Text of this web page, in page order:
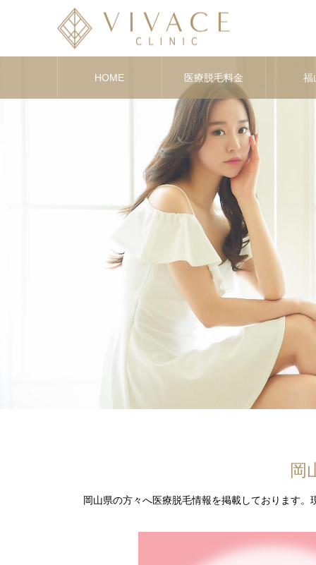
HOME 医療脱毛料金 福
岡
岡山県の方々へ医療脱毛情報を掲載しております